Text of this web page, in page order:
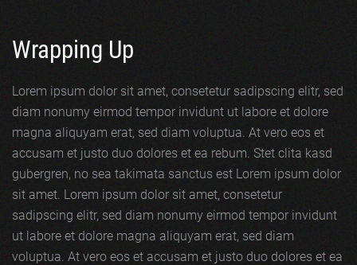
Wrapping Up
Lorem ipsum dolor sit amet, consetetur sadipscing elitr, sed
diam nonumy eirmod tempor invidunt ut labore et dolore
magna aliquyam erat, sed diam voluptua. At vero eos et
accusam et justo duo dolores et ea rebum. Stet clita kasd
gubergren, no sea takimata sanctus est Lorem ipsum dolor
sit amet. Lorem ipsum dolor sit amet, consetetur
sadipscing elitr, sed diam nonumy eirmod tempor invidunt
ut labore et dolore magna aliquyam erat, sed diam
voluptua. At vero eos et accusam et justo duo dolores et ea